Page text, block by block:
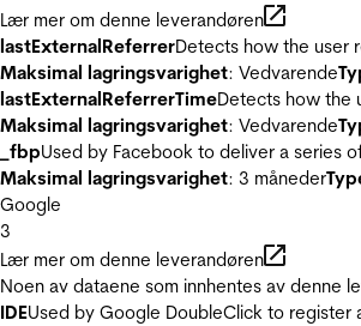
Lær mer om denne leverandøren
lastExternalReferrerDetects how the user
Maksimal lagringsvarighet: Vedvarende
lastExternalReferrerTimeDetects how the
Maksimal lagringsvarighet: Vedvarende
_fbpUsed by Facebook to deliver a series
Maksimal lagringsvarighet: 3 måneder
Google
3
Lær mer om denne leverandøren
Noen av dataene som innhentes av denne
IDEUsed by Google DoubleClick to